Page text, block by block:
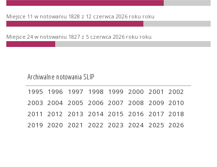
Miejsce 11 w notowaniu 1828 z 12 czerwca 2026 roku roku
Miejsce 24 w notowaniu 1827 z 5 czerwca 2026 roku roku
Archiwalne notowania SLIP
1995 1996 1997 1998 1999 2000 2001
2002
2003 2004 2005 2006 2007 2008 2009 2010
2011
2012 2013 2014 2015 2016 2017 2018
2019 2020 2021 2022 2023 2024 2025 2026